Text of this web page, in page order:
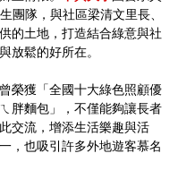
團隊，與社區梁清文里長、
的土地，打造結合綠意與社
放鬆的好所在。
榮獲「全國十大綠色照顧優
胖麵包」，不僅能夠讓長者
交流，增添生活樂趣與活
，也吸引許多外地遊客慕名